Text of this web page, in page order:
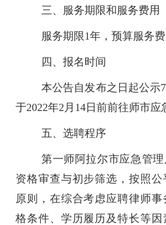
三、服务期限和服务费用
服务期限1年，预算服务费
四、报名时间
本公告自发布之日起公示
于2022年2月14日前前往师市应
五、选聘程序
第一师阿拉尔市应急管
资格审查与初步筛选，按照
原则，在综合考虑应聘律师
格条件、学历履历及特长等